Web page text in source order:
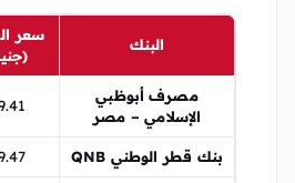
البنك
سعر
مصرف أبوظبي
الإسلامي – مصر
بنك قطر الوطني QNB